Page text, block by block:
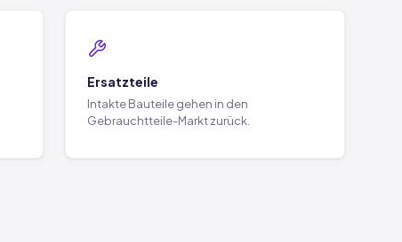
Ersatzteile
Intakte Bauteile gehen in den
Gebrauchtteile-Markt zurück.